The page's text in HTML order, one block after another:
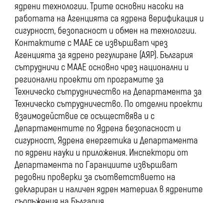
ядрени технологии. Трите основни насоки на
работата на Агенцията са ядрена верификация и
сигурност, безопасност и обмен на технологии.
Контактите с МААЕ се извършват чрез
Агенцията за ядрено регулиране (АЯР). България
сътрудничи с МААЕ основно чрез национални и
регионални проекти от програмите за
Техническо сътрудничество на Департамента за
Техническо сътрудничество. По отделни проекти
взаимодействие се осъществява и с
Департаментите по Ядрена безопасност и
сигурност, Ядрена енергетика и Департамента
по ядрени науки и приложения. Инспектори от
Департамента по Гаранциите извършват
редовни проверки за съответствието на
деклариран и наличен ядрен материал в ядрените